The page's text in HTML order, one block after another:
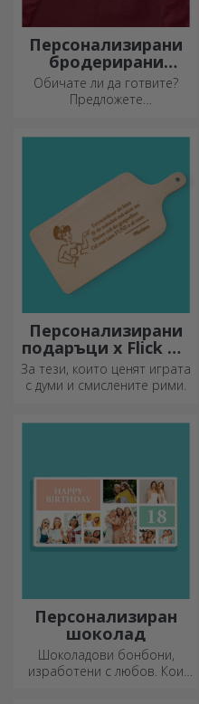
Персонализирани
бродерирани
шорти
Обичате ли да готвите?
Предложете
Персонализирани
подаръци x Flick Mr
Rima
За тези, които ценят играта
с думи и смислените рими.
Персонализиран
шоколад
Шоколадови бонбони,
изработени с любов. Кои